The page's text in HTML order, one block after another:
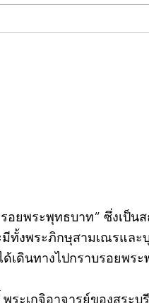
น์"จับชีพจรวงการ
อยพระพุทธบาท” ซึ่งเป็
งพระภิกษุสามเณรและ
เดินทางไปกราบรอยพ
ระเกจิอาจารย์ของสระ